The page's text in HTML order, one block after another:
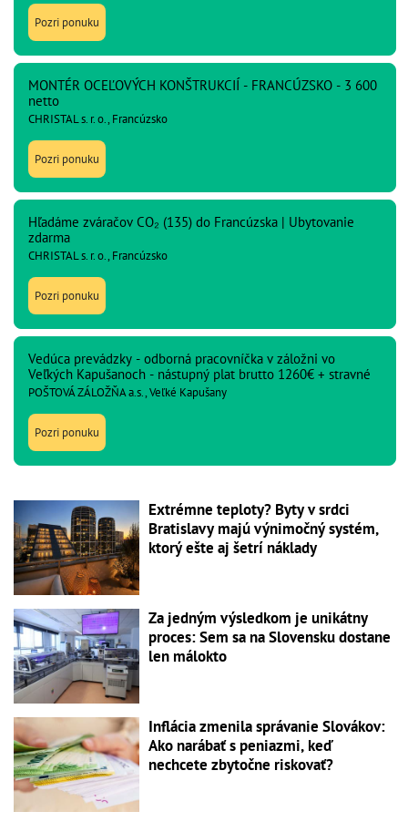
Pozri ponuku
MONTÉR OCEĽOVÝCH KONŠTRUKCIÍ - FRANCÚZSKO - 3 600
netto
CHRISTAL s. r. o., Francúzsko
Pozri ponuku
Hľadáme zváračov CO₂ (135) do Francúzska | Ubytovanie
zdarma
CHRISTAL s. r. o., Francúzsko
Pozri ponuku
Vedúca prevádzky - odborná pracovníčka v záložni vo
Veľkých Kapušanoch - nástupný plat brutto 1260€ + stravné
POŠTOVÁ ZÁLOŽŇA a.s., Veľké Kapušany
Pozri ponuku
Extrémne teploty? Byty v srdci
Bratislavy majú výnimočný systém,
ktorý ešte aj šetrí náklady
Za jedným výsledkom je unikátny
proces: Sem sa na Slovensku dostane
len málokto
Inflácia zmenila správanie Slovákov:
Ako narábať s peniazmi, keď
nechcete zbytočne riskovať?